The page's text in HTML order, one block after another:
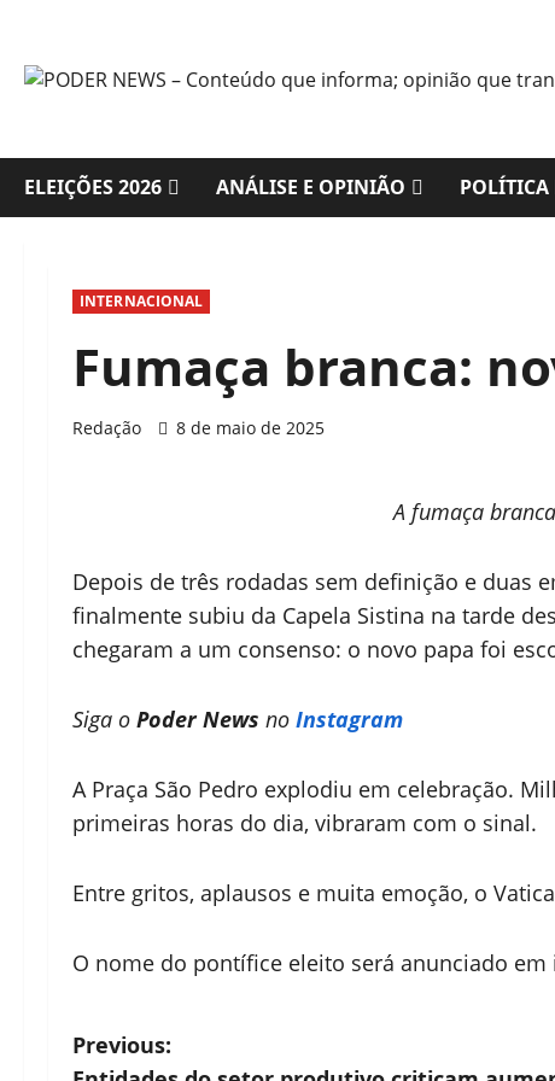
content
ELEIÇÕES 2026 ANÁLISE E OPINIÃO POLÍTICA
INTERNACIONAL
Fumaça branca:
Redação 8 de maio de 2025
A fumaça
Depois de três rodadas sem definição e duas
finalmente subiu da Capela Sistina na tarde
chegaram a um consenso: o novo papa foi
Siga o Poder News no Instagram
A Praça São Pedro explodiu em celebração.
primeiras horas do dia, vibraram com o sinal.
Entre gritos, aplausos e muita emoção, o
O nome do pontífice eleito será anunciado em
P
Previous: